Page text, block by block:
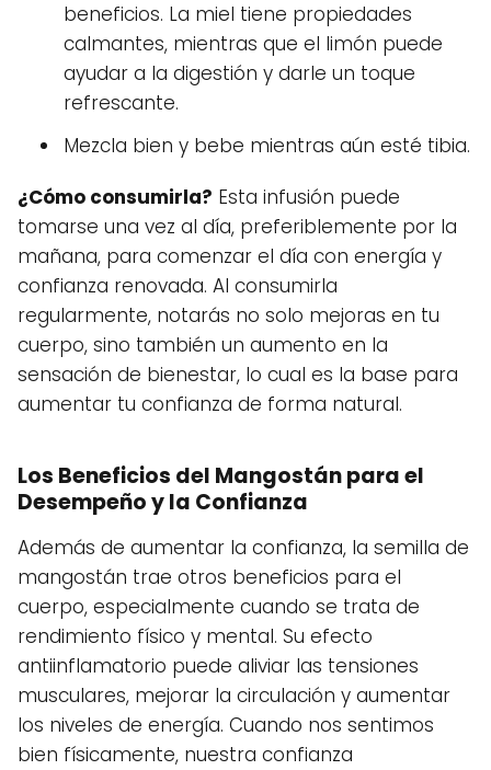
beneficios. La miel tiene propiedades
calmantes, mientras que el limón puede
ayudar a la digestión y darle un toque
refrescante.
Mezcla bien y bebe mientras aún esté tibia.
¿Cómo consumirla? Esta infusión puede
tomarse una vez al día, preferiblemente por la
mañana, para comenzar el día con energía y
confianza renovada. Al consumirla
regularmente, notarás no solo mejoras en tu
cuerpo, sino también un aumento en la
sensación de bienestar, lo cual es la base para
aumentar tu confianza de forma natural.
Los Beneficios del Mangostán para el
Desempeño y la Confianza
Además de aumentar la confianza, la semilla de
mangostán trae otros beneficios para el
cuerpo, especialmente cuando se trata de
rendimiento físico y mental. Su efecto
antiinflamatorio puede aliviar las tensiones
musculares, mejorar la circulación y aumentar
los niveles de energía. Cuando nos sentimos
bien físicamente, nuestra confianza